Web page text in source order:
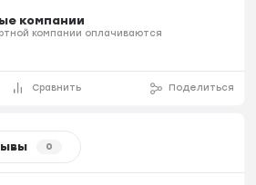
компании
компании оплачиваются
Сравнить Поделиться
0